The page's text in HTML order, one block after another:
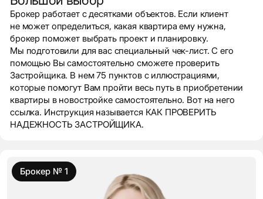
Брокер работает с десятками объектов. Если клиент
не может определиться, какая квартира ему нужна,
брокер поможет выбрать проект и планировку.
Мы подготовили для вас специальный чек-лист. С его
помощью Вы самостоятельно сможете проверить
Застройщика. В нем 75 пунктов с иллюстрациями,
которые помогут Вам пройти весь путь в приобретении
квартиры в новостройке самостоятельно. Вот на него
ссылка. Инструкция называется КАК ПРОВЕРИТЬ
НАДЕЖНОСТЬ ЗАСТРОЙЩИКА.
Брокер № 1